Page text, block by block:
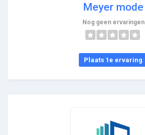
Meyer mode
Nog geen ervaringen
Plaats 1e ervaring